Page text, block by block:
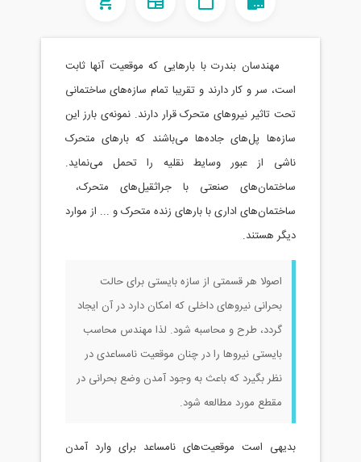
مهندسان بندرت با بارهایی که موقعیت آنها ثابت
است، سر و کار دارند و تقریبا تمام سازه‌های ساختمانی
تحت تاثیر نیروهای متحرک قرار دارند. نمونه‌ی بارز این
سازه‌ها پل‌های جاده‌ها می‌باشند که بارهای متحرک
ناشی از عبور وسایط نقلیه را تحمل می‌نماید.
ساختمان‌های صنعتی با جراثقیل‌های متحرک،
ساختمان‌های اداری با بارهای زنده متحرک و ... از موارد
دیگر هستند.
اصولا هر قسمتی از سازه بایستی برای حالت
بحرانی نیروهای داخلی که امکان دارد در آن ایجاد
گردد، طرح و محاسبه شود. لذا مهندس محاسب
بایستی نیروها را در چنان موقعیت نامساعدی در
نظر بگیرد که باعث به وجود آمدن وضع بحرانی در
مقطع مورد مطالعه شود.
بدیهی است موقعیت‌های نامساعد برای وارد آمدن